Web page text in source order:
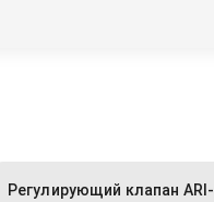
Регулирующий клапан ARI-